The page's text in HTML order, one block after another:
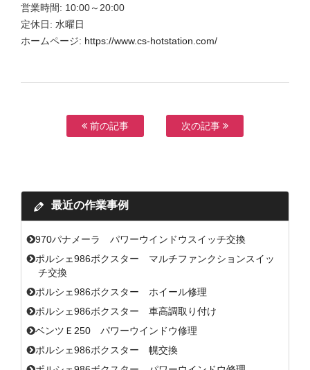
営業時間: 10:00～20:00
定休日: 水曜日
ホームページ: https://www.cs-hotstation.com/
前の記事 次の記事
最近の作業事例
970パナメーラ パワーウインドウスイッチ交換
ポルシェ986ボクスター マルチファンクションスイッ
チ交換
ポルシェ986ボクスター ホイール修理
ポルシェ986ボクスター 車高調取り付け
ベンツＥ250 パワーウインドウ修理
ポルシェ986ボクスター 幌交換